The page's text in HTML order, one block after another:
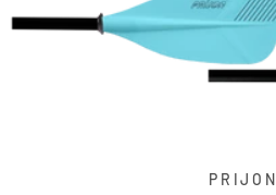
PRIJON